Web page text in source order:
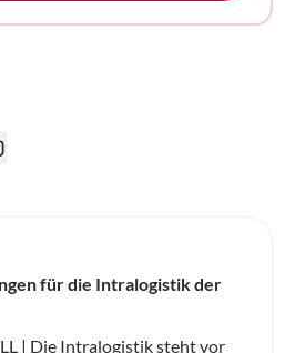
für die Intralogistik der
| Die Intralogistik steht vor